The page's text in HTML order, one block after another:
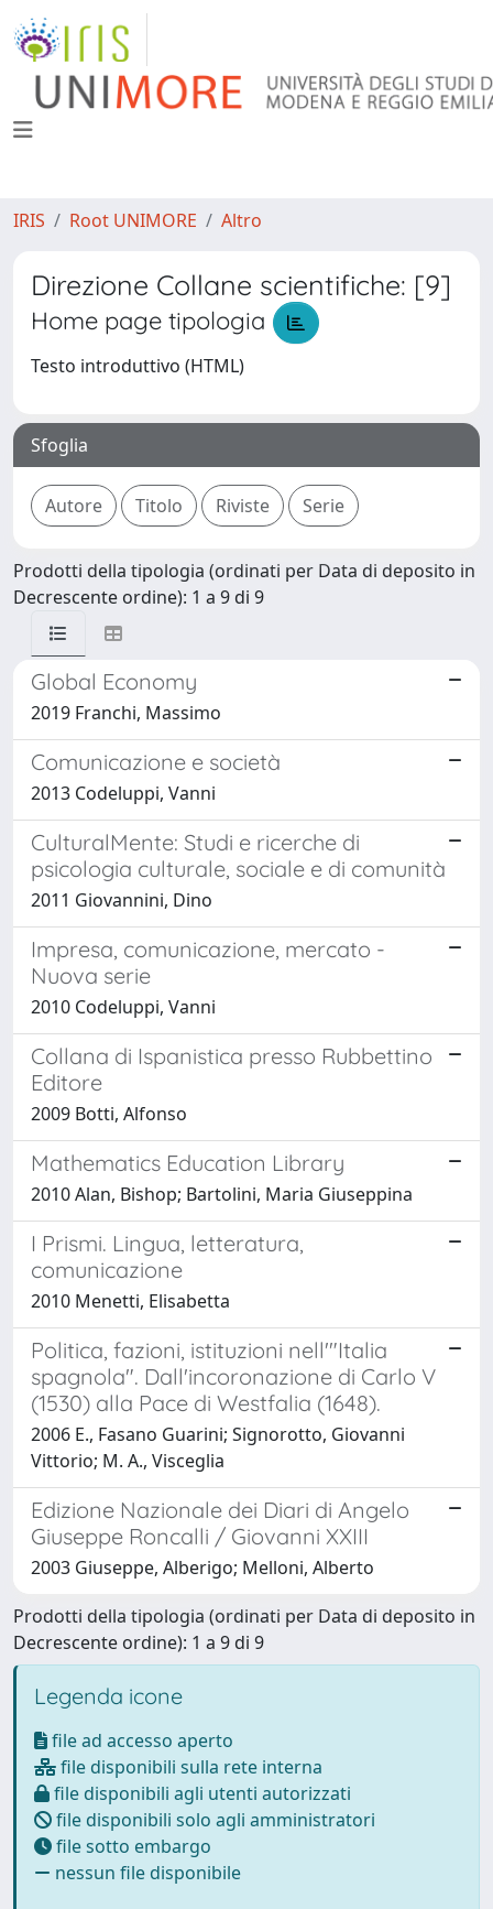
IRIS Root UNIMORE Altro
Direzione Collane scientifiche: [9]
Home page tipologia
Testo introduttivo (HTML)
Sfoglia
Prodotti della tipologia (ordinati per Data di deposito in
Decrescente ordine): 1 a 9 di 9
Global Economy
2019 Franchi, Massimo
Comunicazione e società
2013 Codeluppi, Vanni
CulturalMente: Studi e ricerche di
psicologia culturale, sociale e di comunità
2011 Giovannini, Dino
Impresa, comunicazione, mercato -
Nuova serie
2010 Codeluppi, Vanni
Collana di Ispanistica presso Rubbettino
Editore
2009 Botti, Alfonso
Mathematics Education Library
2010 Alan, Bishop; Bartolini, Maria Giuseppina
I Prismi. Lingua, letteratura,
comunicazione
2010 Menetti, Elisabetta
Politica, fazioni, istituzioni nell'"Italia
spagnola". Dall'incoronazione di Carlo V
(1530) alla Pace di Westfalia (1648).
2006 E., Fasano Guarini; Signorotto, Giovanni
Vittorio; M. A., Visceglia
Edizione Nazionale dei Diari di Angelo
Giuseppe Roncalli / Giovanni XXIII
2003 Giuseppe, Alberigo; Melloni, Alberto
Prodotti della tipologia (ordinati per Data di deposito in
Decrescente ordine): 1 a 9 di 9
Legenda icone
file ad accesso aperto
file disponibili sulla rete interna
file disponibili agli utenti autorizzati
file disponibili solo agli amministratori
file sotto embargo
nessun file disponibile